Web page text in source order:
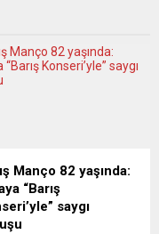
Manço 82 yaşında:
“Barış
saygı